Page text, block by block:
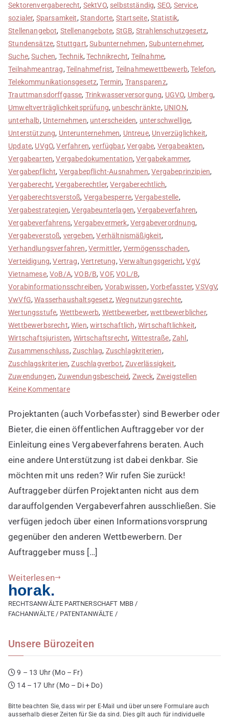
Sektorenvergaberecht, SektVO, selbstständig, SEO, Service,
sozialer, Sparsamkeit, Standorte, Startseite, Statistik,
Stellenangebot, Stellenangebote, StGB, Strahlenschutzgesetz,
Stundensätze,Stuttgart,Subunternehmen, Subunternehmer,
Suche,Suchen, Technik,Technikrecht, Teilnahme,
Teilnahmeantrag, Teilnahmefrist, Teilnahmewettbewerb,Telefon,
Telekommunikationsgesetz,Termin, Transparenz,
Trauttmansdorffgasse, Trinkwasserversorgung, UGVO, Umberg,
Umweltverträglichkeitsprüfung, unbeschränkte, UNION,
unterhalb, Unternehmen, unterscheiden, unterschwellige,
Unterstützung, Unterunternehmen, Untreue, Unverzüglichkeit,
Update, UVgO,Verfahren,verfügbar,Vergabe, Vergabeakten,
Vergabearten,Vergabedokumentation,Vergabekammer,
Vergabepflicht, Vergabepflicht-Ausnahmen,Vergabeprinzipien,
Vergaberecht,Vergaberechtler,Vergaberechtlich,
Vergaberechtsverstoß, Vergabesperre,Vergabestelle,
Vergabestrategien,Vergabeunterlagen,Vergabeverfahren,
Vergabeverfahrens,Vergabevermerk, Vergabeverordnung,
Vergabeverstoß, vergeben,Verhältnismäßigkeit,
Verhandlungsverfahren, Vermittler, Vermögensschaden,
Verteidigung,Vertrag, Vertretung, Verwaltungsgericht,VgV,
Vietnamese,VoB/A,VOB/B,VOF,VOL/B,
Vorabinformationsschreiben, Vorabwissen, Vorbefasster,VSVgV,
VwVfG,Wasserhaushaltsgesetz,Wegnutzungsrechte,
Wertungsstufe, Wettbewerb, Wettbewerber, wettbewerblicher,
Wettbewerbsrecht,Wien,wirtschaftlich, Wirtschaftlichkeit,
Wirtschaftsjuristen, Wirtschaftsrecht, Wittestraße, Zahl ,
Zusammenschluss, Zuschlag, Zuschlagkriterien,
Zuschlagskriterien,Zuschlagverbot,Zuverlässigkeit,
Zuwendungen,Zuwendungsbescheid, Zweck, Zweigstellen
Keine Kommentarezu
in
Ausschreibungsverfahren
Projektanten (auch Vorbefasster) sind Bewerber oder
Bieter, die einen öffentlichen Auftraggeber vor der
Einleitung eines Vergabeverfahrens beraten. Auch
eine andere Unterstützung ist dabei denkbar. Sie
möchten mit uns reden? Wir rufen Sie zurück!
Auftraggeber dürfen Projektanten nicht aus dem
darauffolgenden Vergabeverfahren ausschließen. Sie
verfügen jedoch über einen Informationsvorsprung
gegenüber den anderen Wettbewerbern. Der
Auftraggeber muss […]
Weiterlesen
horak.
RECHTSANWÄLTE PARTNERSCHAFT MBB /
FACHANWÄLTE / PATENTANWÄLTE /
Unsere Bürozeiten
9 – 13 Uhr (Mo – Fr)
14 – 17 Uhr (Mo – Di + Do)
Bitte beachten Sie, dass wir per E-Mail und über unsere Formulare auch
ausserhalb dieser Zeiten für Sie da sind. Dies gilt auch für individuelle